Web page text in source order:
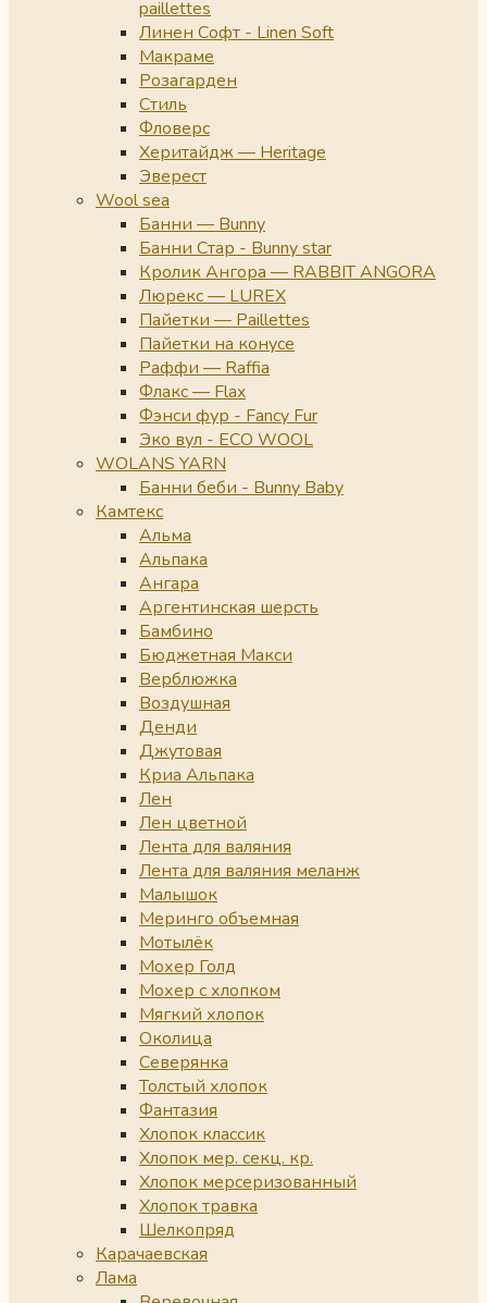
paillettes
Линен Софт - Linen Soft
Макраме
Розагарден
Стиль
Фловерс
Херитайдж — Heritage
Эверест
Wool sea
Банни — Bunny
Банни Стар - Bunny star
Кролик Ангора — RABBIT ANGORA
Люрекс — LUREX
Пайетки — Paillettes
Пайетки на конусе
Раффи — Raffia
Флакс — Flax
Фэнси фур - Fancy Fur
Эко вул - ECO WOOL
WOLANS YARN
Банни беби - Bunny Baby
Камтекс
Альма
Альпака
Ангара
Аргентинская шерсть
Бамбино
Бюджетная Макси
Верблюжка
Воздушная
Денди
Джутовая
Криа Альпака
Лен
Лен цветной
Лента для валяния
Лента для валяния меланж
Малышок
Меринго объемная
Мотылёк
Мохер Голд
Мохер с хлопком
Мягкий хлопок
Околица
Северянка
Толстый хлопок
Фантазия
Хлопок классик
Хлопок мер. секц. кр.
Хлопок мерсеризованный
Хлопок травка
Шелкопряд
Карачаевская
Лама